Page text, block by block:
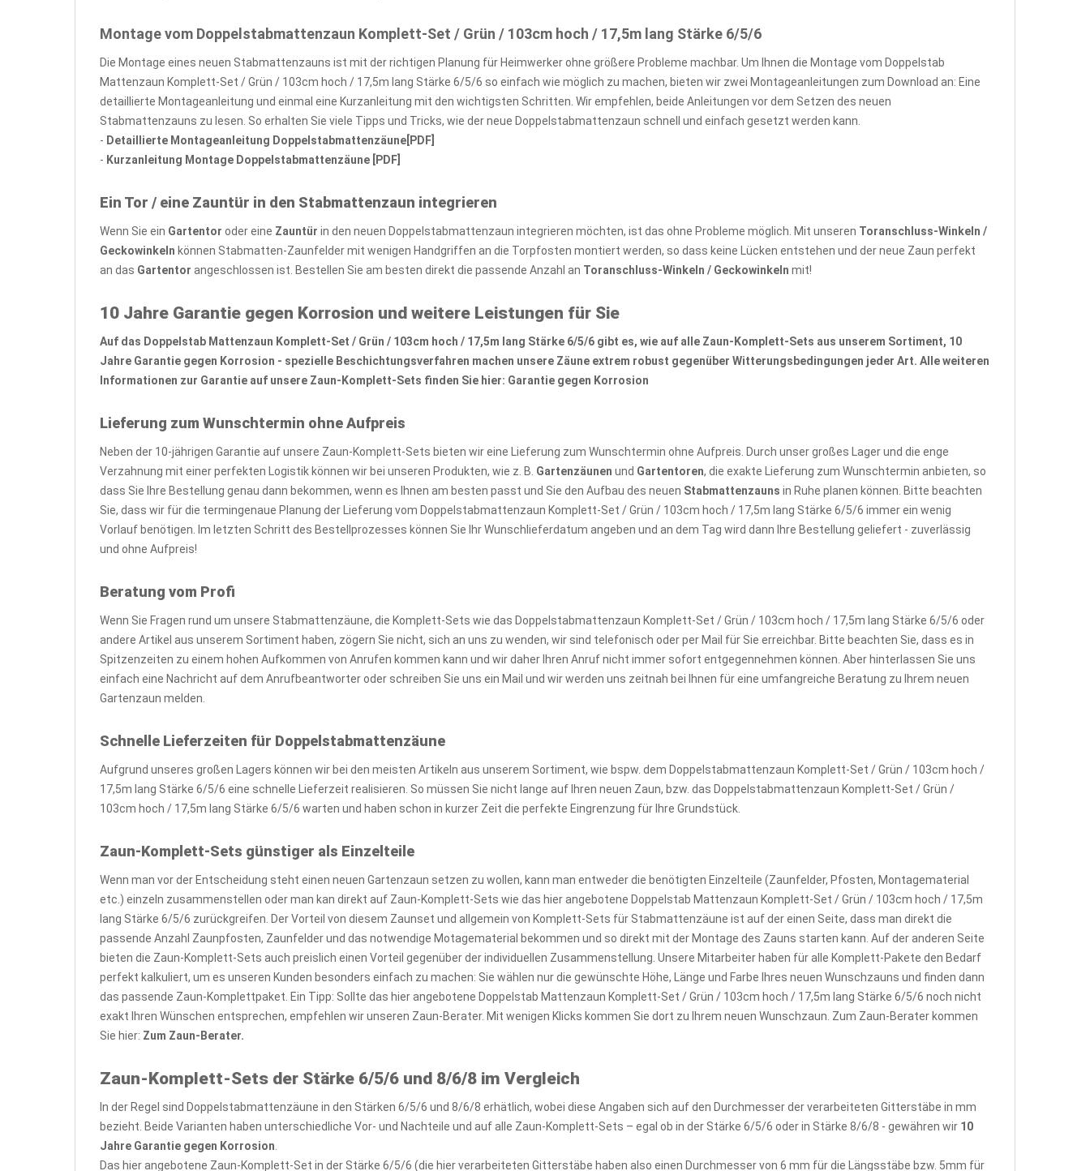
Montage vom Doppelstabmattenzaun Komplett-Set / Grün / 103cm hoch / 17,5m lang Stärke 6/5/6
Die Montage eines neuen Stabmattenzauns ist mit der richtigen Planung für Heimwerker ohne größere Probleme machbar. Um Ihnen die Montage vom Doppelstab
Mattenzaun Komplett-Set / Grün / 103cm hoch / 17,5m lang Stärke 6/5/6 so einfach wie möglich zu machen, bieten wir zwei Montageanleitungen zum Download an: Eine
detaillierte Montageanleitung und einmal eine Kurzanleitung mit den wichtigsten Schritten. Wir empfehlen, beide Anleitungen vor dem Setzen des neuen
Stabmattenzauns zu lesen. So erhalten Sie viele Tipps und Tricks, wie der neue Doppelstabmattenzaun schnell und einfach gesetzt werden kann.
- Detaillierte Montageanleitung Doppelstabmattenzäune[PDF]
- Kurzanleitung Montage Doppelstabmattenzäune [PDF]
Ein Tor / eine Zauntür in den Stabmattenzaun integrieren
Wenn Sie ein Gartentor oder eine Zauntür in den neuen Doppelstabmattenzaun integrieren möchten, ist das ohne Probleme möglich. Mit unseren Toranschluss-Winkeln /
Geckowinkeln können Stabmatten-Zaunfelder mit wenigen Handgriffen an die Torpfosten montiert werden, so dass keine Lücken entstehen und der neue Zaun perfekt
an das Gartentor angeschlossen ist. Bestellen Sie am besten direkt die passende Anzahl an Toranschluss-Winkeln / Geckowinkeln mit!
10 Jahre Garantie gegen Korrosion und weitere Leistungen für Sie
Auf das Doppelstab Mattenzaun Komplett-Set / Grün / 103cm hoch / 17,5m lang Stärke 6/5/6 gibt es, wie auf alle Zaun-Komplett-Sets aus unserem Sortiment, 10
Jahre Garantie gegen Korrosion - spezielle Beschichtungsverfahren machen unsere Zäune extrem robust gegenüber Witterungsbedingungen jeder Art. Alle weiteren
Informationen zur Garantie auf unsere Zaun-Komplett-Sets finden Sie hier: Garantie gegen Korrosion
Lieferung zum Wunschtermin ohne Aufpreis
Neben der 10-jährigen Garantie auf unsere Zaun-Komplett-Sets bieten wir eine Lieferung zum Wunschtermin ohne Aufpreis. Durch unser großes Lager und die enge
Verzahnung mit einer perfekten Logistik können wir bei unseren Produkten, wie z. B. Gartenzäunen und Gartentoren, die exakte Lieferung zum Wunschtermin anbieten, so
dass Sie Ihre Bestellung genau dann bekommen, wenn es Ihnen am besten passt und Sie den Aufbau des neuen Stabmattenzauns in Ruhe planen können. Bitte beachten
Sie, dass wir für die termingenaue Planung der Lieferung vom Doppelstabmattenzaun Komplett-Set / Grün / 103cm hoch / 17,5m lang Stärke 6/5/6 immer ein wenig
Vorlauf benötigen. Im letzten Schritt des Bestellprozesses können Sie Ihr Wunschlieferdatum angeben und an dem Tag wird dann Ihre Bestellung geliefert - zuverlässig
und ohne Aufpreis!
Beratung vom Profi
Wenn Sie Fragen rund um unsere Stabmattenzäune, die Komplett-Sets wie das Doppelstabmattenzaun Komplett-Set / Grün / 103cm hoch / 17,5m lang Stärke 6/5/6 oder
andere Artikel aus unserem Sortiment haben, zögern Sie nicht, sich an uns zu wenden, wir sind telefonisch oder per Mail für Sie erreichbar. Bitte beachten Sie, dass es in
Spitzenzeiten zu einem hohen Aufkommen von Anrufen kommen kann und wir daher Ihren Anruf nicht immer sofort entgegennehmen können. Aber hinterlassen Sie uns
einfach eine Nachricht auf dem Anrufbeantworter oder schreiben Sie uns ein Mail und wir werden uns zeitnah bei Ihnen für eine umfangreiche Beratung zu Ihrem neuen
Gartenzaun melden.
Schnelle Lieferzeiten für Doppelstabmattenzäune
Aufgrund unseres großen Lagers können wir bei den meisten Artikeln aus unserem Sortiment, wie bspw. dem Doppelstabmattenzaun Komplett-Set / Grün / 103cm hoch /
17,5m lang Stärke 6/5/6 eine schnelle Lieferzeit realisieren. So müssen Sie nicht lange auf Ihren neuen Zaun, bzw. das Doppelstabmattenzaun Komplett-Set / Grün /
103cm hoch / 17,5m lang Stärke 6/5/6 warten und haben schon in kurzer Zeit die perfekte Eingrenzung für Ihre Grundstück.
Zaun-Komplett-Sets günstiger als Einzelteile
Wenn man vor der Entscheidung steht einen neuen Gartenzaun setzen zu wollen, kann man entweder die benötigten Einzelteile (Zaunfelder, Pfosten, Montagematerial
etc.) einzeln zusammenstellen oder man kan direkt auf Zaun-Komplett-Sets wie das hier angebotene Doppelstab Mattenzaun Komplett-Set / Grün / 103cm hoch / 17,5m
lang Stärke 6/5/6 zurückgreifen. Der Vorteil von diesem Zaunset und allgemein von Komplett-Sets für Stabmattenzäune ist auf der einen Seite, dass man direkt die
passende Anzahl Zaunpfosten, Zaunfelder und das notwendige Motagematerial bekommen und so direkt mit der Montage des Zauns starten kann. Auf der anderen Seite
bieten die Zaun-Komplett-Sets auch preislich einen Vorteil gegenüber der individuellen Zusammenstellung. Unsere Mitarbeiter haben für alle Komplett-Pakete den Bedarf
perfekt kalkuliert, um es unseren Kunden besonders einfach zu machen: Sie wählen nur die gewünschte Höhe, Länge und Farbe Ihres neuen Wunschzauns und finden dann
das passende Zaun-Komplettpaket. Ein Tipp: Sollte das hier angebotene Doppelstab Mattenzaun Komplett-Set / Grün / 103cm hoch / 17,5m lang Stärke 6/5/6 noch nicht
exakt Ihren Wünschen entsprechen, empfehlen wir unseren Zaun-Berater. Mit wenigen Klicks kommen Sie dort zu Ihrem neuen Wunschzaun. Zum Zaun-Berater kommen
Sie hier: Zum Zaun-Berater.
Zaun-Komplett-Sets der Stärke 6/5/6 und 8/6/8 im Vergleich
In der Regel sind Doppelstabmattenzäune in den Stärken 6/5/6 und 8/6/8 erhätlich, wobei diese Angaben sich auf den Durchmesser der verarbeiteten Gitterstäbe in mm
bezieht. Beide Varianten haben unterschiedliche Vor- und Nachteile und auf alle Zaun-Komplett-Sets – egal ob in der Stärke 6/5/6 oder in Stärke 8/6/8 - gewähren wir 10
Jahre Garantie gegen Korrosion
Das hier angebotene Zaun-Komplett-Set in der Stärke 6/5/6 (die hier verarbeiteten Gitterstäbe haben also einen Durchmesser von 6 mm für die Längsstäbe bzw. 5mm für